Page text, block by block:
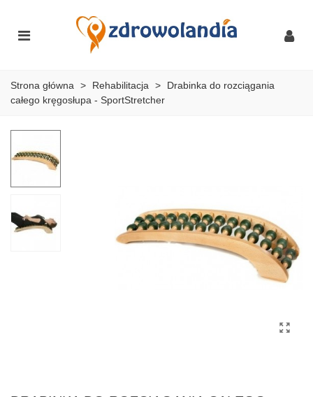
Strona główna > Rehabilitacja >
Drabinka do rozciągania
całego kręgosłupa - SportStretcher